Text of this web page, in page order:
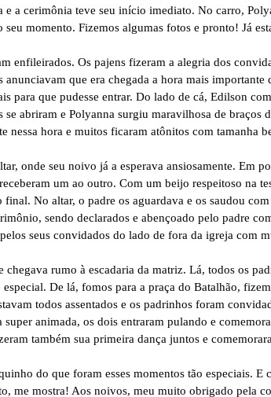
a cerimônia teve seu início imediato. No carro,
seu momento. Fizemos algumas fotos e pronto! Já
enfileirados. Os pajens fizeram a alegria dos
anunciavam que era chegada a hora mais
para que pudesse entrar. Do lado de cá, Edilson
se abriram e Polyanna surgiu maravilhosa de braços
nessa hora e muitos ficaram atônitos com tamanha
onde seu noivo já a esperava ansiosamente. Em
um ao outro. Com um beijo respeitoso na
No altar, o padre os aguardava e os saudou
sendo declarados e abençoado pelo padre
seus convidados do lado de fora da igreja com
rumo à escadaria da matriz. Lá, todos os
De lá, fomos para a praça do Batalhão,
todos assentados e os padrinhos foram
super animada, os dois entraram pulando e
também sua primeira dança juntos e
do que foram esses momentos tão especiais. E
me mostra! Aos noivos, meu muito obrigado pela